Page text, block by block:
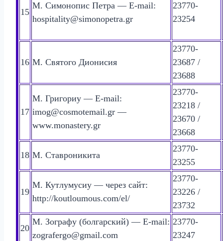
15
М. Симонопис Петра — E-mail:
hospitality@simonopetra.gr
23770-
23254
16 М. Святого Дионисия
23770-
23687 /
23688
17
М. Григориу — E-mail:
imog@cosmotemail.gr —
www.monastery.gr
23770-
23218 /
23670 /
23668
18 М. Ставроникита
23770-
23255
19
М. Кутлумусиу — через сайт:
http://koutloumous.com/el/
23770-
23226 /
23732
20
М. Зографу (болгарский) — E-mail:
zografergo@gmail.com
23770-
23247